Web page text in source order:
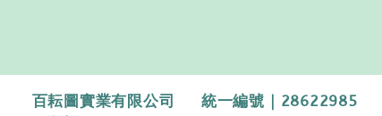
百耘圖實業有限公司 統一編號｜28622985